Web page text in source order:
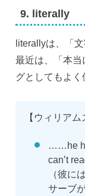
9. literally
literallyは、「
最近は、「本
グとしてもよく
【ウィリアム
……he
can’t
（彼に
サーブ